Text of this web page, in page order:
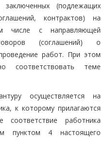
заключенных (подлежащих
контрактов) на
числе с направляющей
(соглашений) о
работ. При этом
соответствовать теме
осуществляется на
к которому прилагаются
соответствие работника
пунктом 4 настоящего